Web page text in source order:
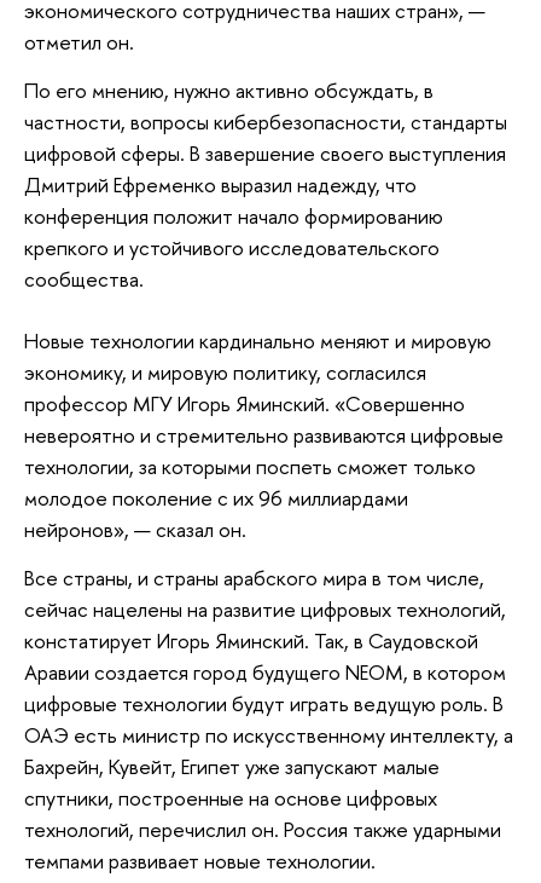
экономического сотрудничества наших стран», —
отметил он.
По его мнению, нужно активно обсуждать, в
частности, вопросы кибербезопасности, стандарты
цифровой сферы. В завершение своего выступления
Дмитрий Ефременко выразил надежду, что
конференция положит начало формированию
крепкого и устойчивого исследовательского
сообщества.
Новые технологии кардинально меняют и мировую
экономику, и мировую политику, согласился
профессор МГУ Игорь Яминский. «Совершенно
невероятно и стремительно развиваются цифровые
технологии, за которыми поспеть сможет только
молодое поколение с их 96 миллиардами
нейронов», — сказал он.
Все страны, и страны арабского мира в том числе,
сейчас нацелены на развитие цифровых технологий,
констатирует Игорь Яминский. Так, в Саудовской
Аравии создается город будущего NEOM, в котором
цифровые технологии будут играть ведущую роль. В
ОАЭ есть министр по искусственному интеллекту, а
Бахрейн, Кувейт, Египет уже запускают малые
спутники, построенные на основе цифровых
технологий, перечислил он. Россия также ударными
темпами развивает новые технологии.